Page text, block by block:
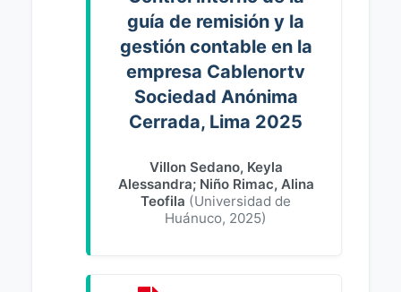
guía de remisión y la
gestión contable en la
empresa Cablenortv
Sociedad Anónima
Cerrada, Lima 2025
Villon Sedano, Keyla
Alessandra; Niño Rimac, Alina
Teofila (Universidad de
Huánuco, 2025)